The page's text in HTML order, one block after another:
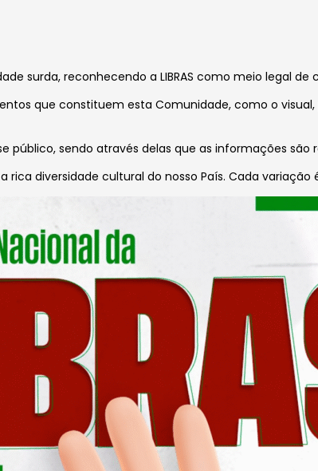
surda, reconhecendo aLIBRAS como meio legal
que constituem esta Comunidade, como o
público, sendo através delas que as informações são
diversidade cultural do nosso País. Cada variação